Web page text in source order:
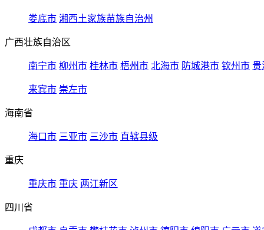
娄底市 湘西土家族苗族自治州
广西壮族自治区
南宁市 柳州市 桂林市 梧州市 北海市 防城港市 钦州市 贵
来宾市 崇左市
海南省
海口市 三亚市 三沙市 直辖县级
重庆
重庆市 重庆 两江新区
四川省